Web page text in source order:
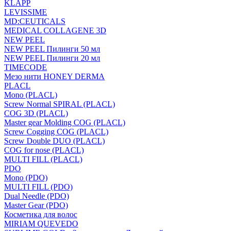
KLAPP
LEVISSIME
MD:CEUTICALS
MEDICAL COLLAGENE 3D
NEW PEEL
NEW PEEL Пилинги 50 мл
NEW PEEL Пилинги 20 мл
TIMECODE
Мезо нити HONEY DERMA
PLACL
Mono (PLACL)
Screw Normal SPIRAL (PLACL)
COG 3D (PLACL)
Master gear Molding COG (PLACL)
Screw Cogging COG (PLACL)
Screw Double DUO (PLACL)
COG for nose (PLACL)
MULTI FILL (PLACL)
PDO
Mono (PDO)
MULTI FILL (PDO)
Dual Needle (PDO)
Master Gear (PDO)
Косметика для волос
MIRIAM QUEVEDO